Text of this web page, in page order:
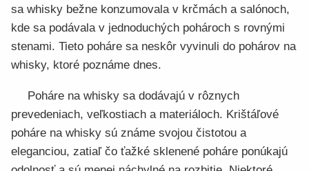
sa whisky bežne konzumovala v krčmách a salónoch,
kde sa podávala v jednoduchých pohároch s rovnými
stenami. Tieto poháre sa neskôr vyvinuli do pohárov na
whisky, ktoré poznáme dnes.
Poháre na whisky sa dodávajú v rôznych
prevedeniach, veľkostiach a materiáloch. Krištáľové
poháre na whisky sú známe svojou čistotou a
eleganciou, zatiaľ čo ťažké sklenené poháre ponúkajú